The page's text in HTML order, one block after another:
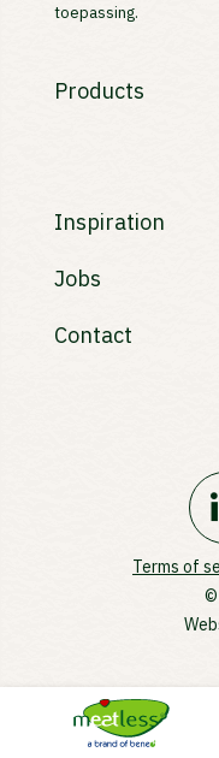
toepassing.
Products
Inspiration
Jobs
Contact
Terms of
©